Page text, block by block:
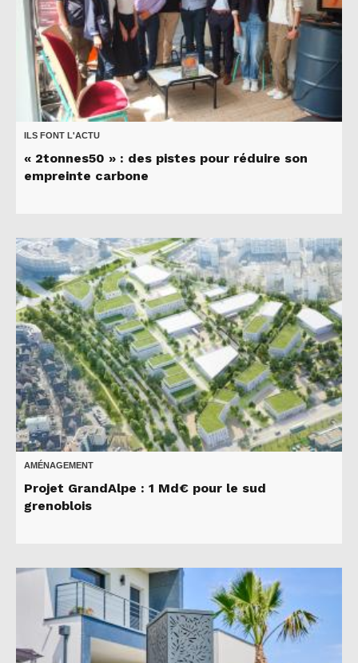
ILS FONT L'ACTU
« 2tonnes50 » : des pistes pour réduire son
empreinte carbone
AMÉNAGEMENT
Projet GrandAlpe : 1 Md€ pour le sud
grenoblois